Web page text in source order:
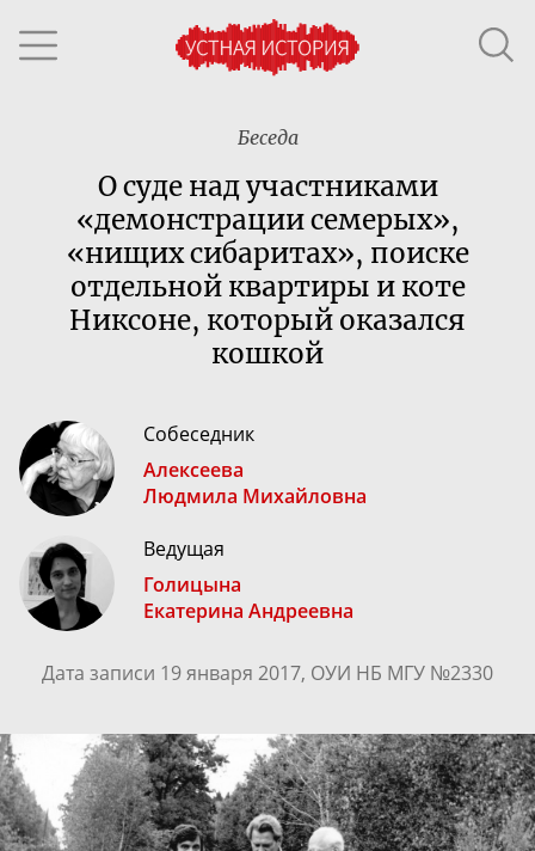
Беседа
О суде над участниками
«демонстрации семерых»,
«нищих сибаритах», поиске
отдельной квартиры и коте
Никсоне, который оказался
кошкой
Собеседник
Алексеева
Людмила Михайловна
Ведущая
Голицына
Екатерина Андреевна
Дата записи 19 января 2017, ОУИ НБ МГУ №2330